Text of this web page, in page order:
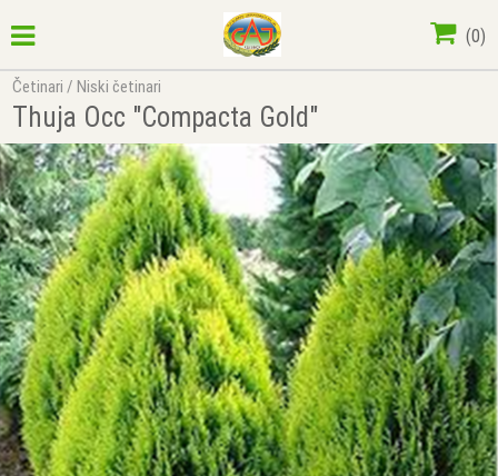
(0)
Četinari /Niski četinari
Thuja Occ "Compacta Gold"